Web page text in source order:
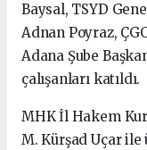
Baysal, TSYD
Adnan Poyraz,
Adana Şube
çalışanları katıldı.
MHK İl Hakem
M. Kürşad Uçar